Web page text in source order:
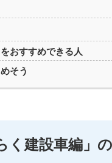
おすすめできる人
そう
建設車編」